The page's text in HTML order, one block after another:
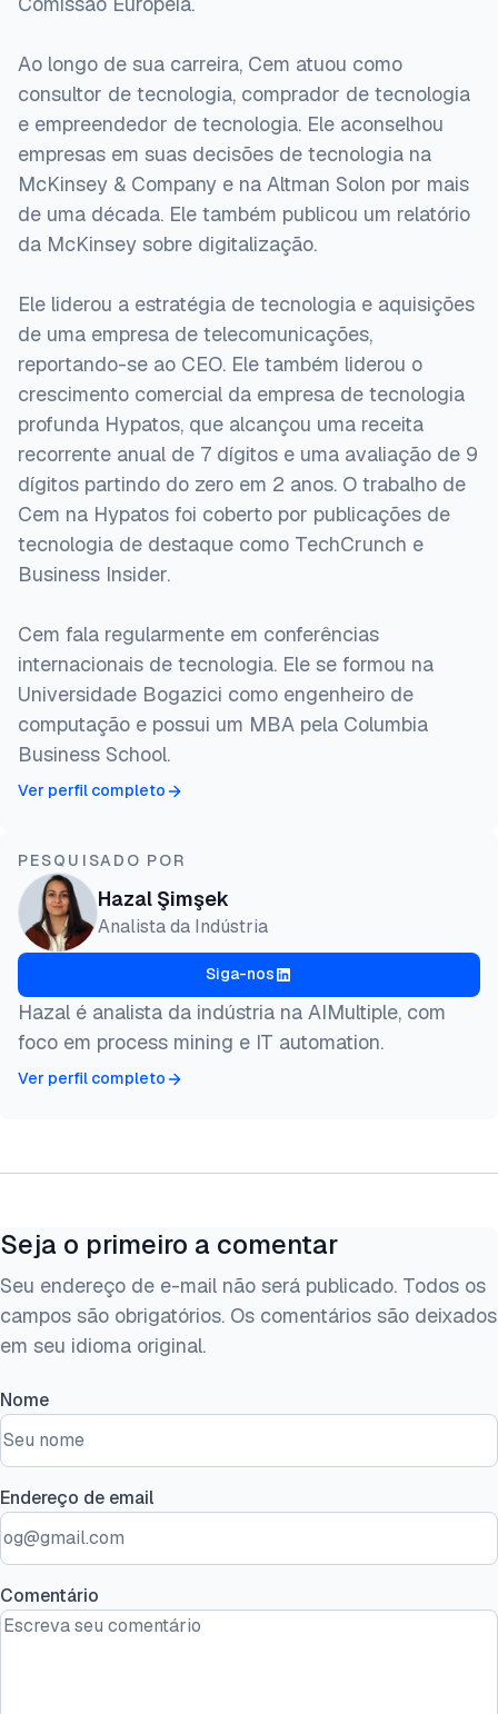
Ao longo de sua carreira, Cem atuou como
consultor de tecnologia, comprador de tecnologia
e empreendedor de tecnologia. Ele aconselhou
empresas em suas decisões de tecnologia na
McKinsey & Company e na Altman Solon por mais
de uma década. Ele também publicou um relatório
da McKinsey sobre digitalização.
Ele liderou a estratégia de tecnologia e aquisições
de uma empresa de telecomunicações,
reportando-se ao CEO. Ele também liderou o
crescimento comercial da empresa de tecnologia
profunda Hypatos, que alcançou uma receita
recorrente anual de 7 dígitos e uma avaliação de 9
dígitos partindo do zero em 2 anos. O trabalho de
Cem na Hypatos foi coberto por publicações de
tecnologia de destaque como TechCrunch e
Business Insider.
Cem fala regularmente em conferências
internacionais de tecnologia. Ele se formou na
Universidade Bogazici como engenheiro de
computação e possui um MBA pela Columbia
Business School.
Ver perfil completo
PESQUISADO POR
Hazal Şimşek
Analista da Indústria
Siga-nos
Hazal é analista da indústria na AIMultiple, com
foco em process mining e IT automation.
Ver perfil completo
Seja o primeiro a comentar
Seu endereço de e-mail não será publicado. Todos os
campos são obrigatórios. Os comentários são deixados
em seu idioma original.
Nome
Endereço de email
Comentário